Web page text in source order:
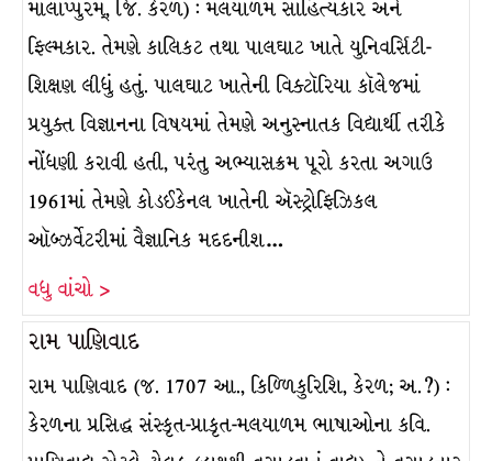
માલાપ્પુરમ્, જિ. કેરળ) : મલયાળમ સાહિત્યકાર અને
ફિલ્મકાર. તેમણે કાલિકટ તથા પાલઘાટ ખાતે યુનિવર્સિટી-
શિક્ષણ લીધું હતું. પાલઘાટ ખાતેની વિક્ટૉરિયા કૉલેજમાં
પ્રયુક્ત વિજ્ઞાનના વિષયમાં તેમણે અનુસ્નાતક વિદ્યાર્થી તરીકે
નોંધણી કરાવી હતી, પરંતુ અભ્યાસક્રમ પૂરો કરતા અગાઉ
1961માં તેમણે કોડઈકેનલ ખાતેની ઍસ્ટ્રોફિઝિકલ
ઑબ્ઝર્વેટરીમાં વૈજ્ઞાનિક મદદનીશ…
વધુ વાંચો >
રામ પાણિવાદ
રામ પાણિવાદ (જ. 1707 આ., કિળ્ળિકુરિશિ, કેરળ; અ.?) :
કેરળના પ્રસિદ્ધ સંસ્કૃત-પ્રાકૃત-મલયાળમ ભાષાઓના કવિ.